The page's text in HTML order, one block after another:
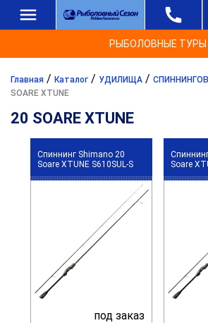
РЫБОЛОВНЫЕ ТУРЫ
Главная / Каталог / УДИЛИЩА /
SOARE XTUNE
20 SOARE XTUNE
Спиннинг Shimano 20
Soare XTUNE S610SUL-S
под заказ
Soare